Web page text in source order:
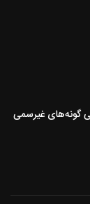
گونه‌های غیرسمی